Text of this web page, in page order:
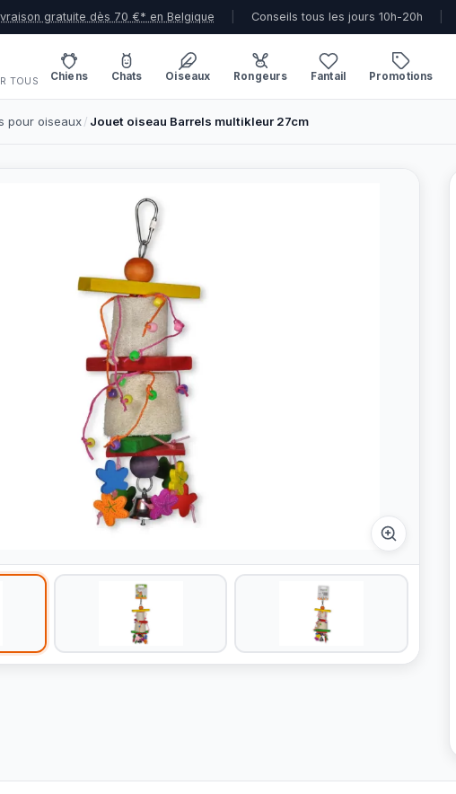
gratuite dès 70 €* en Belgique Conseils tous les jours 10h-20h
TOUS Chiens Chats Oiseaux Rongeurs Fantail Promotions
pour oiseaux/ Jouet oiseau Barrels multikleur 27cm